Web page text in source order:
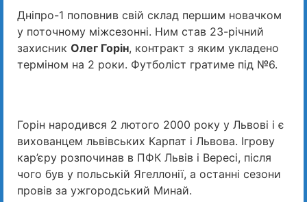
Дніпро-1 поповнив свій склад першим новачком
у поточному міжсезонні. Ним став 23-річний
захисник Олег Горін, контракт з яким укладено
терміном на 2 роки. Футболіст гратиме під №6.
Горін народився 2 лютого 2000 року у Львові і є
вихованцем львівських Карпат і Львова. Ігрову
кар’єру розпочинав в ПФК Львів і Вересі, після
чого був у польській Ягеллонії, а останні сезони
провів за ужгородський Минай.